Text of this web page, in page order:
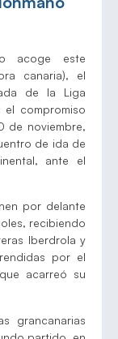
acoge este
canaria), el
de la Liga
compromiso
de noviembre,
de ida de
ante el
por delante
recibiendo
Iberdrola y
por el
acarreó su
grancanarias